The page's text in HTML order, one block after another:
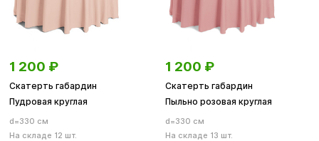
1 200 ₽
Скатерть габардин
Пудровая круглая
d=330 см
На складе 12 шт.
1 200 ₽
Скатерть габардин
Пыльно розовая круглая
d=330 см
На складе 13 шт.